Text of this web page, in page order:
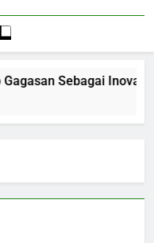
Sebagai Inovasi